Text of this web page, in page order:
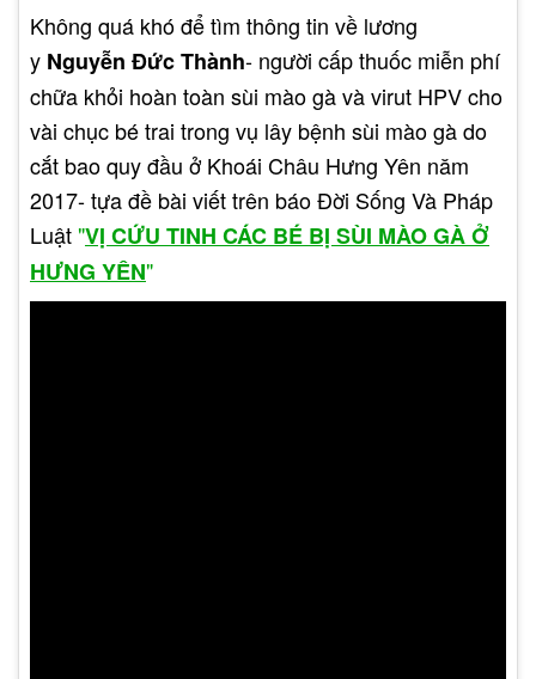
Bệnh sùi mào gà có nguyên nhân chính là do
Không quá khó để tìm thông tin về lương
y Nguyễn Đức Thành- người cấp thuốc miễn phí
chữa khỏi hoàn toàn sùi mào gà và virut HPV cho
vài chục bé trai trong vụ lây bệnh sùi mào gà do
cắt bao quy đầu ở Khoái Châu Hưng Yên năm
2017- tựa đề bài viết trên báo Đời Sống Và Pháp
Luật "VỊ CỨU TINH CÁC BÉ BỊ SÙI MÀO GÀ Ở
HƯNG YÊN"